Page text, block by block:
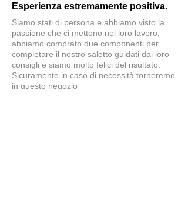
Esperienza estremamente positiva.
Siamo stati di persona e abbiamo visto la
passione che ci mettono nel loro lavoro,
abbiamo comprato due componenti per
completare il nostro salotto guidati dai loro
consigli e siamo molto felici del risultato.
Sicuramente in caso di necessità torneremo
in questo negozio